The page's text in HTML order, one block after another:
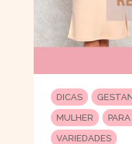
DICAS
MULHER
VARIEDADES